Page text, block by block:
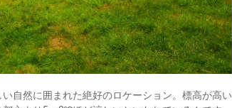
自然に囲まれた絶好のロケーション。標高が高い